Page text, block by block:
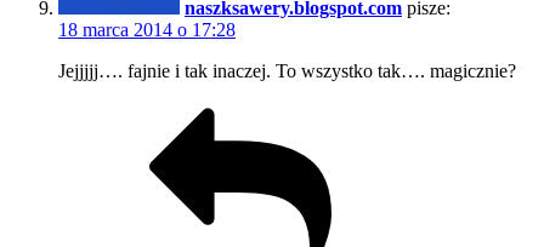
naszksawery.blogspot.com pisze:
18 marca 2014 o 17:28
Jejjjjj…. fajnie i tak inaczej. To wszystko tak…. magicznie?